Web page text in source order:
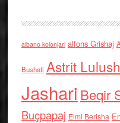
albano kolonjari alfons Grishaj
Bushati Astrit
Jashari Beqir
Buçpapaj Elmi Berisha